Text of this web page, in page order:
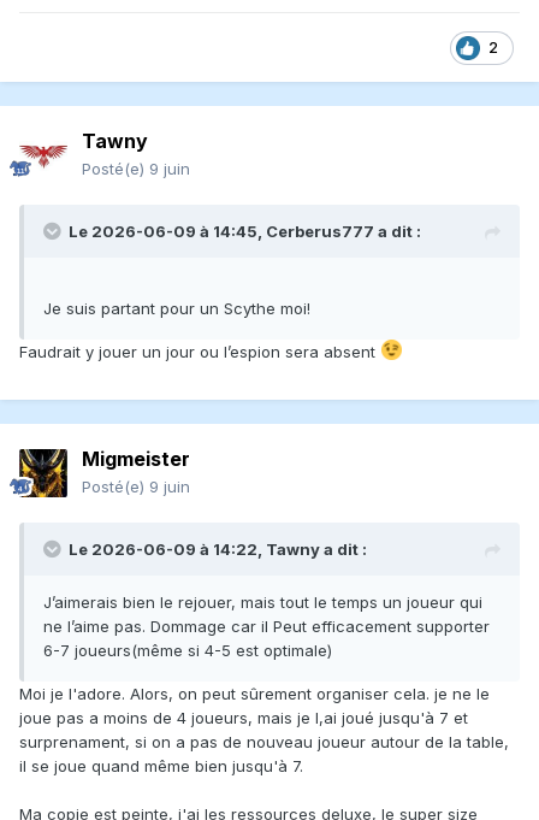
2
Tawny
Posté(e) 9 juin
Le 2026-06-09 à 14:45, Cerberus777 a dit :
Je suis partant pour un Scythe moi!
Faudrait y jouer un jour ou l’espion sera absent
Migmeister
Posté(e) 9 juin
Le 2026-06-09 à 14:22, Tawnya dit :
J’aimerais bien le rejouer, mais tout le temps un joueur qui
ne l’aime pas. Dommage car il Peut efficacement supporter
6-7 joueurs(même si 4-5 est optimale)
Moi je l'adore. Alors, on peut sûrement organiser cela. je ne le
joue pas a moins de 4 joueurs, mais je l,ai joué jusqu'à 7 et
surprenament, si on a pas de nouveau joueur autour de la table,
il se joue quand même bien jusqu'à 7.
Ma copie est peinte, j'ai les ressources deluxe, le super size